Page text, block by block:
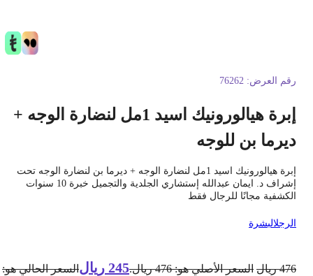
العرض: 76262
إبرة هيالورونيك اسيد 1مل لنضارة الوجه +
بن للوجه
إبرة هيالورونيك اسيد 1مل لنضارة الوجه + ديرما بن لنضارة الوجه تحت
إشراف د. ايمان عبدالله إستشاري الجلدية والتجميل خبرة 10 سنوات
مجانًا للرجال فقط
البشرة
ريال السعر الأصلي هو: 476 ريال. 245 ريال السعر الحالي هو: